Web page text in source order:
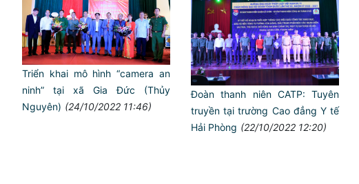
Triển khai mô hình “camera an
ninh” tại xã Gia Đức (Thủy
Nguyên) (24/10/2022 11:46)
Đoàn thanh niên CATP: Tuyên
truyền tại trường Cao đẳng Y tế
Hải Phòng (22/10/2022 12:20)